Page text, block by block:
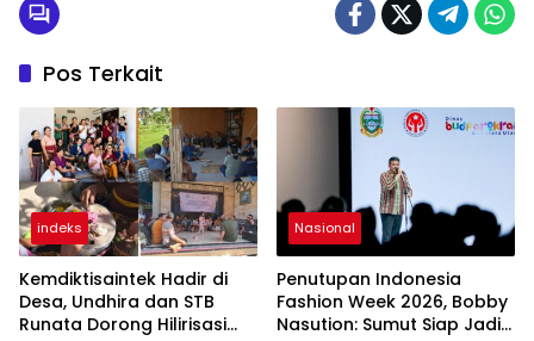
Pos Terkait
indeks
Kemdiktisaintek Hadir di
Desa, Undhira dan STB
Runata Dorong Hilirisasi
Nasional
Penutupan Indonesia
Fashion Week 2026, Bobby
Nasution: Sumut Siap Jadi